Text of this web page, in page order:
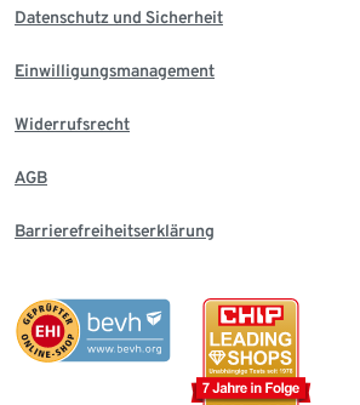
Datenschutz und Sicherheit
Einwilligungsmanagement
Widerrufsrecht
AGB
Barrierefreiheitserklärung